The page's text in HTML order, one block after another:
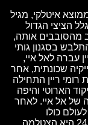
איטלקי, מגיל
הציצי הגדול
מהסובבים אותה,
בסגנון גותי
בגיל 18 רומי ריין עברה לאל איי,
שכונתית, אחר
רומי ריין התחילה
הארוטי והיפה
של אל איי. לאחר
כולו
כדוגמנית ארוטית. ב2012 כשרומי הגיע לגיל 24 היא הצטלמה